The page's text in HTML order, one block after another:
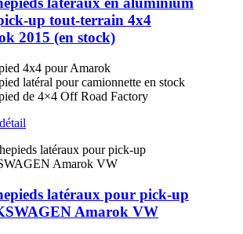
up tout-terrain 4x4
2015 (en stock)
4x4 pour Amarok
latéral pour camionnette en stock
de 4×4 Off Road Factory
détail
latéraux pour pick-up
Amarok VW